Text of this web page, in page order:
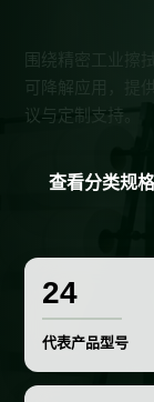
围绕精密工业擦
可降解应用，提
议与定制支持。
查看分类规
24
代表产品型号